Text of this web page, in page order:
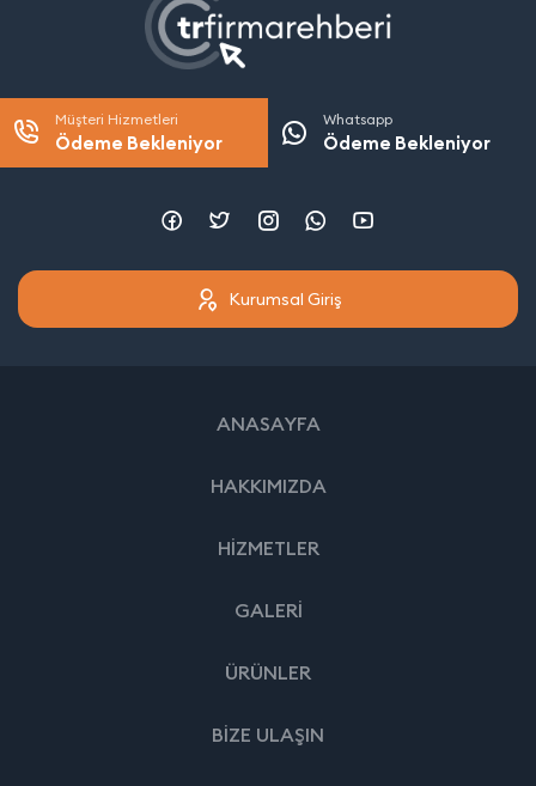
Müşteri Hizmetleri
Ödeme Bekleniyor
Whatsapp
Ödeme Bekleniyor
Kurumsal Giriş
ANASAYFA
HAKKIMIZDA
HİZMETLER
GALERİ
ÜRÜNLER
BİZE ULAŞIN